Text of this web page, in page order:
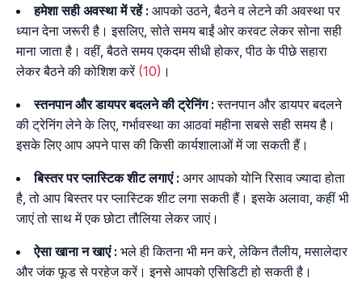
हमेशा सही अवस्था में रहें : आपको उठने, बैठने व लेटने की अवस्था पर
ध्यान देना जरूरी है। इसलिए, सोते समय बाईं ओर करवट लेकर सोना सही
माना जाता है। वहीं, बैठते समय एकदम सीधी होकर, पीठ के पीछे सहारा
लेकर बैठने की कोशिश करें (10) ।
स्तनपान और डायपर बदलने की ट्रेनिंग : स्तनपान और डायपर बदलने
की ट्रेनिंग लेने के लिए, गर्भावस्था का आठवां महीना सबसे सही समय है।
इसके लिए आप अपने पास की किसी कार्यशालाओं में जा सकती हैं।
बिस्तर पर प्लास्टिक शीट लगाएं : अगर आपको योनि रिसाव ज्यादा होता
है, तो आप बिस्तर पर प्लास्टिक शीट लगा सकती हैं। इसके अलावा, कहीं भी
जाएं तो साथ में एक छोटा तौलिया लेकर जाएं।
ऐसा खाना न खाएं : भले ही कितना भी मन करे, लेकिन तैलीय, मसालेदार
और जंक फूड से परहेज करें। इनसे आपको एसिडिटी हो सकती है।